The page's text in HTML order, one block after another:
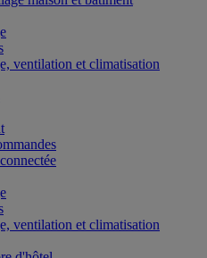
ventilation et climatisation
ventilation et climatisation